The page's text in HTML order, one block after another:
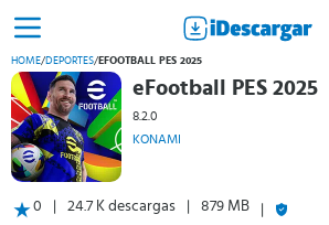
HOME/DEPORTES/ EFOOTBALL PES 2025
eFootball PES 2025
8.2.0
KONAMI
0 24.7 K descargas 879 MB